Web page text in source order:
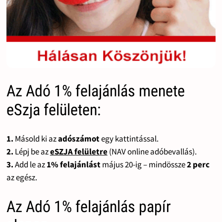
Az Adó 1% felajánlás menete
eSzja felületen:
1. Másold ki azadószámotegy kattintással.
2. Lépj be azeSZJA felületre(NAV online adóbevallás).
3.Add le az1% felajánlástmájus 20-ig – mindössze2 perc
az egész.
Az Adó 1% felajánlás papír